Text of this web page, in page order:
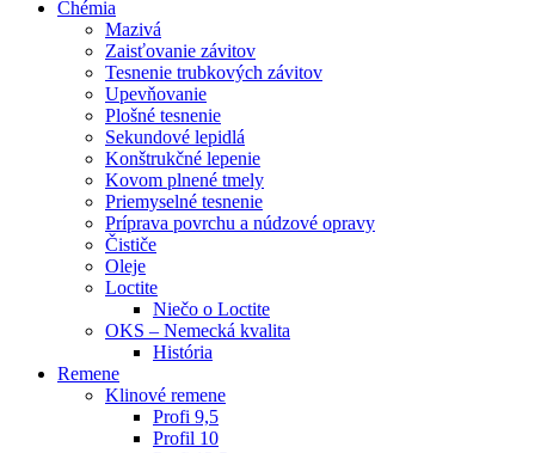
Chémia
Mazivá
Zaisťovanie závitov
Tesnenie trubkových závitov
Upevňovanie
Plošné tesnenie
Sekundové lepidlá
Konštrukčné lepenie
Kovom plnené tmely
Priemyselné tesnenie
Príprava povrchu a núdzové opravy
Čističe
Oleje
Loctite
Niečo o Loctite
OKS – Nemecká kvalita
História
Remene
Klinové remene
Profi 9,5
Profil 10